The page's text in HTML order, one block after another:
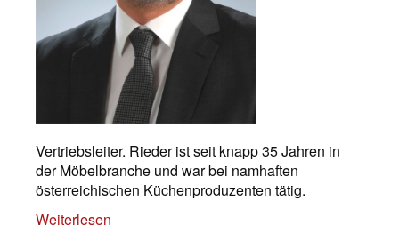
Vertriebsleiter. Rieder ist seit knapp 35 Jahren in
der Möbelbranche und war bei namhaften
österreichischen Küchenproduzenten tätig.
Weiterlesen